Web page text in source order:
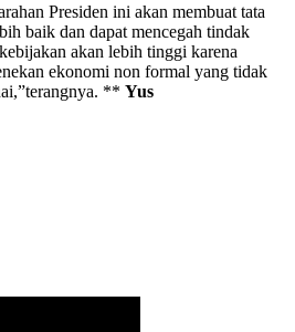
Presiden ini akan membuat tata
baik dan dapat mencegah tindak
akan lebih tinggi karena
ekonomi non formal yang tidak
** Yus